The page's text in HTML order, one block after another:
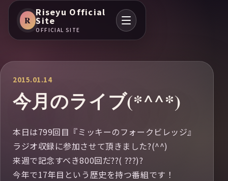
R
Riseyu Official
Site
OFFICIAL SITE
2015.01.14
今月のライブ(*^^*)
本日は799回目『ミッキーのフォークビレッジ』
ラジオ収録に参加させて頂きました?(^^)
来週で記念すべき800回だ??( ???)?
今年で17年目という歴史を持つ番組です！